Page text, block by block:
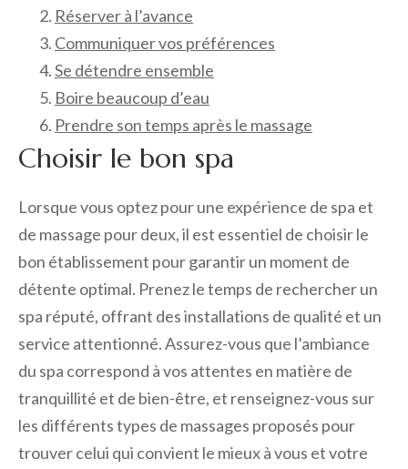
Réserver à l’avance
Communiquer vos préférences
Se détendre ensemble
Boire beaucoup d’eau
Prendre son temps après le massage
Choisir le bon spa
Lorsque vous optez pour une expérience de spa et
de massage pour deux, il est essentiel de choisir le
bon établissement pour garantir un moment de
détente optimal. Prenez le temps de rechercher un
spa réputé, offrant des installations de qualité et un
service attentionné. Assurez-vous que l’ambiance
du spa correspond à vos attentes en matière de
tranquillité et de bien-être, et renseignez-vous sur
les différents types de massages proposés pour
trouver celui qui convient le mieux à vous et votre